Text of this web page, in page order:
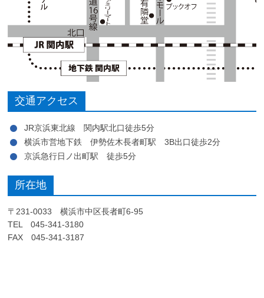
交通アクセス
JR京浜東北線 関内駅北口徒歩5分
横浜市営地下鉄 伊勢佐木長者町駅 3B出口徒歩2分
京浜急行日ノ出町駅 徒歩5分
所在地
〒231-0033 横浜市中区長者町6-95
TEL 045-341-3180
FAX 045-341-3187